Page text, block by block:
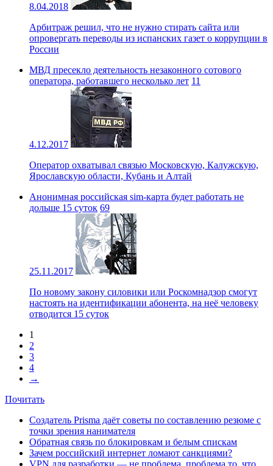
8.04.2018
Арбитраж решил, что не нужно стирать сайта или
опровергать переводы из испанских газет о коррупции в
России
МВД пресекло деятельность незаконного сотового
оператора, работавшего несколько лет 11
4.12.2017
Оператор охватывал связью Московскую, Калужскую,
Ярославскую области, Кубань и Алтай
Анонимная российская sim-карта будет работать не
дольше 15 суток 69
25.11.2017
По новому закону силовики или Роскомнадзор смогут
настоять на идентификации абонента, на неё человеку
отводится 15 суток
1
2
3
4
→
Почитать
Создатель Prisma даёт советы по составлению резюме с
точки зрения нанимателя
Обратная связь по блокировкам и белым спискам
Зачем российский интернет ломают санкциями?
VPN для разработки — не проблема, проблема то, что